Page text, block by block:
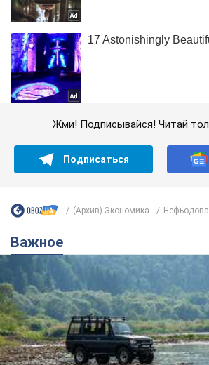
Жми! Подписывайся! Читай
Подписаться
(Архив) Экономика Нефьодова
Важное